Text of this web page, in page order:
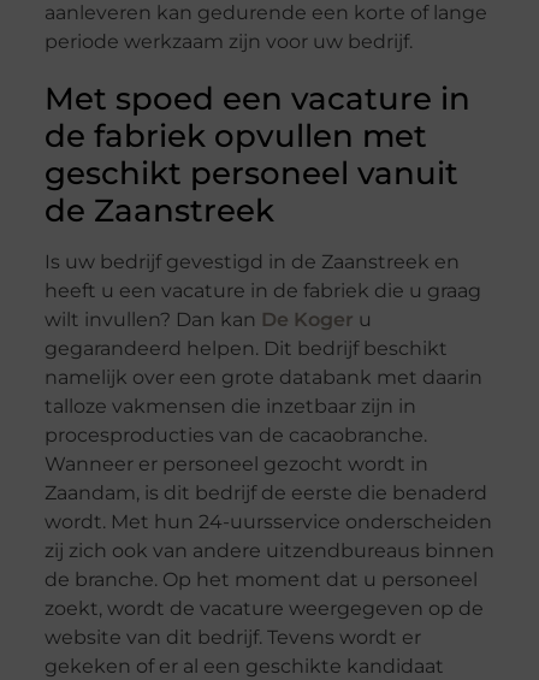
aanleveren kan gedurende een korte of lange
periode werkzaam zijn voor uw bedrijf.
Met spoed een vacature in
de fabriek opvullen met
geschikt personeel vanuit
de Zaanstreek
Is uw bedrijf gevestigd in de Zaanstreek en
heeft u een vacature in de fabriek die u graag
wilt invullen? Dan kan De Koger u
gegarandeerd helpen. Dit bedrijf beschikt
namelijk over een grote databank met daarin
talloze vakmensen die inzetbaar zijn in
procesproducties van de cacaobranche.
Wanneer er personeel gezocht wordt in
Zaandam, is dit bedrijf de eerste die benaderd
wordt. Met hun 24-uursservice onderscheiden
zij zich ook van andere uitzendbureaus binnen
de branche. Op het moment dat u personeel
zoekt, wordt de vacature weergegeven op de
website van dit bedrijf. Tevens wordt er
gekeken of er al een geschikte kandidaat